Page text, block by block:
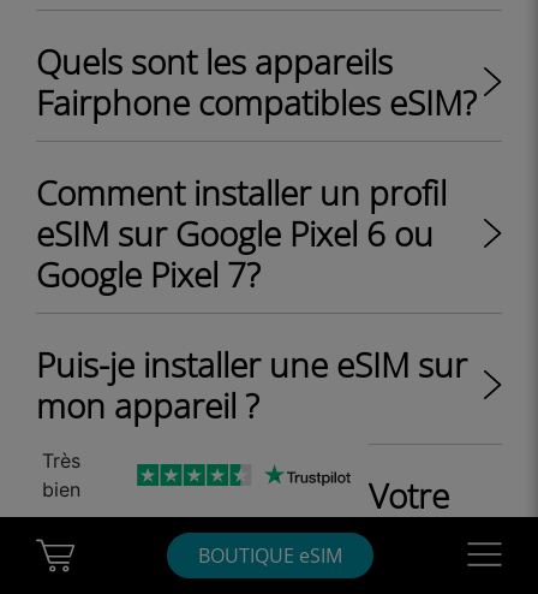
Cart Ubigi BOUTIQUE eSIM
Quels sont les appareils
Fairphone compatibles eSIM?
Comment installer un profil
eSIM sur Google Pixel 6 ou
Google Pixel 7?
Puis-je installer une eSIM sur
mon appareil ?
J'obtiens le message « Votre
appareil est verrouillé »
lorsque j'essaie d'installer
Très
bien